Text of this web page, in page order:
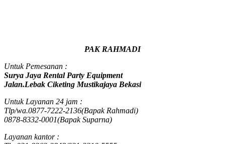
PAK RAHMADI
Untuk Pemesanan :
Surya Jaya Rental Party Equipment
Jalan.Lebak Ciketing Mustikajaya Bekasi
Untuk Layanan 24 jam :
Tlp/wa.0877-7222-2136(Bapak Rahmadi)
0878-8332-0001(Bapak Suparna)
Layanan kantor :